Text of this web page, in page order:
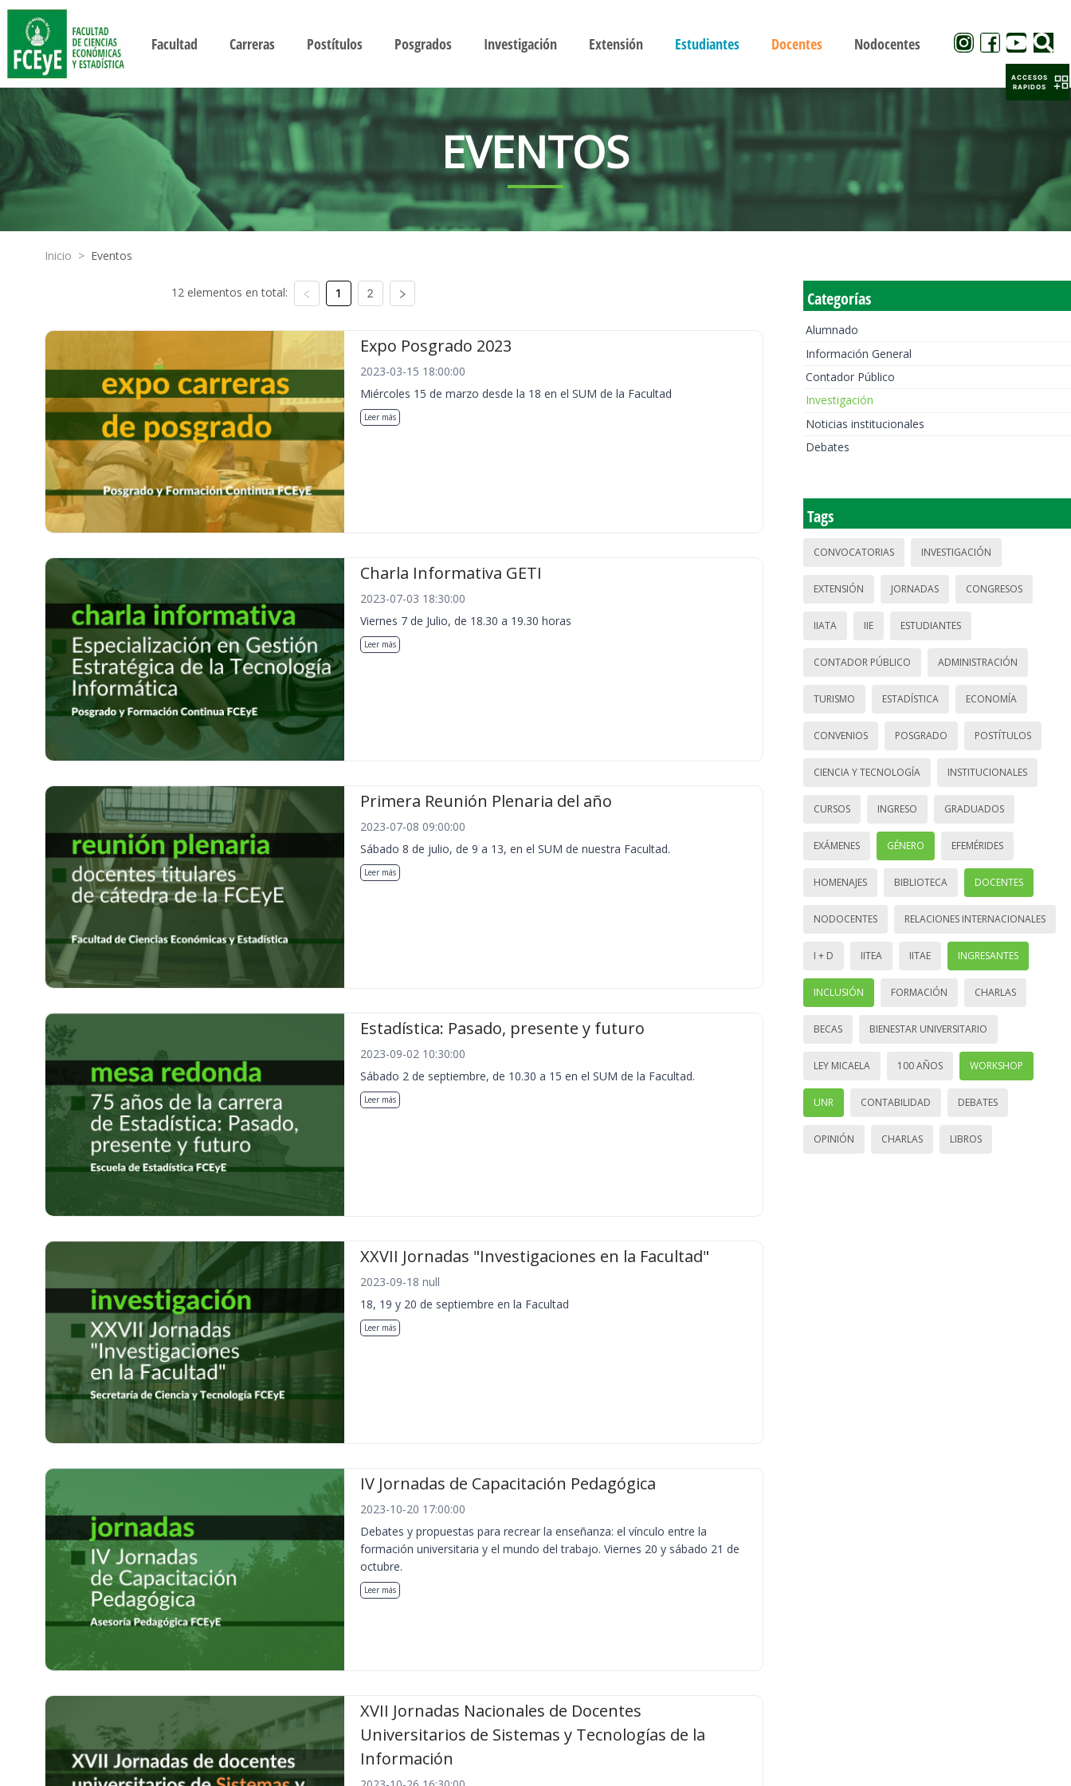
Facultad Carreras Postítulos Posgrados Investigación Extensión Estudiantes Docentes Nodocentes
EVENTOS
Inicio > Eventos
12 elementos en total: 1 2
Expo Posgrado 2023
2023-03-15 18:00:00
Miércoles 15 de marzo desde la 18 en el SUM de la Facultad
Leer más
Charla Informativa GETI
2023-07-03 18:30:00
Viernes 7 de Julio, de 18.30 a 19.30 horas
Leer más
Primera Reunión Plenaria del año
2023-07-08 09:00:00
Sábado 8 de julio, de 9 a 13, en el SUM de nuestra Facultad.
Leer más
Estadística: Pasado, presente y futuro
2023-09-02 10:30:00
Sábado 2 de septiembre, de 10.30 a 15 en el SUM de la Facultad.
Leer más
XXVII Jornadas "Investigaciones en la Facultad"
2023-09-18 null
18, 19 y 20 de septiembre en la Facultad
Leer más
IV Jornadas de Capacitación Pedagógica
2023-10-20 17:00:00
Debates y propuestas para recrear la enseñanza: el vínculo entre la
formación universitaria y el mundo del trabajo. Viernes 20 y sábado 21 de
octubre.
Leer más
XVII Jornadas Nacionales de Docentes
Universitarios de Sistemas y Tecnologías de la
Información
Categorías
Alumnado
Información General
Contador Público
Investigación
Noticias institucionales
Debates
Tags
CONVOCATORIAS INVESTIGACIÓN
EXTENSIÓN JORNADAS CONGRESOS
IIATA IIE ESTUDIANTES
CONTADOR PÚBLICO ADMINISTRACIÓN
TURISMO ESTADÍSTICA ECONOMÍA
CONVENIOS POSGRADO POSTÍTULOS
CIENCIA Y TECNOLOGÍA INSTITUCIONALES
CURSOS INGRESO GRADUADOS
EXÁMENES GÉNERO EFEMÉRIDES
HOMENAJES BIBLIOTECA DOCENTES
NODOCENTES RELACIONES INTERNACIONALES
I + D IITEA IITAE INGRESANTES
INCLUSIÓN FORMACIÓN CHARLAS
BECAS BIENESTAR UNIVERSITARIO
LEY MICAELA 100 AÑOS WORKSHOP
UNR CONTABILIDAD DEBATES
OPINIÓN CHARLAS LIBROS
ACCESOS
RAPIDOS